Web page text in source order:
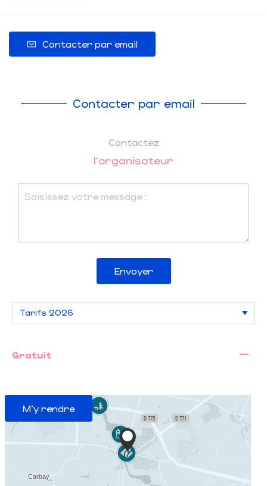
Contacter par email
Contacter par email
Contactez
l'organisateur
Envoyer
Gratuit —
M'y rendre